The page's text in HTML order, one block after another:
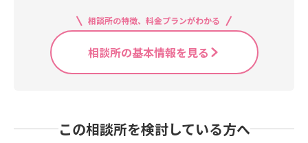
相談所の特徴、料金プランがわかる
相談所の基本情報を見る
この相談所を検討している方へ